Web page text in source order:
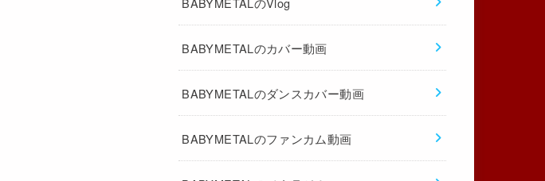
BABYMETALのカバー動画
BABYMETALのダンスカバー動画
BABYMETALのファンカム動画